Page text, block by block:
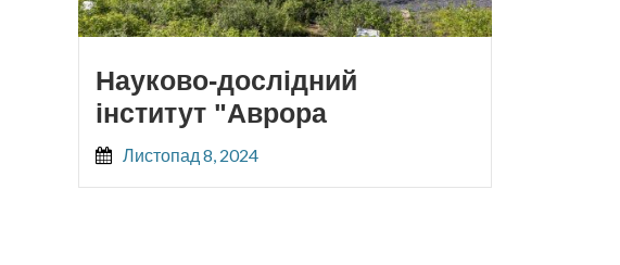
Науково-дослідний
інститут "Аврора
Листопад 8, 2024